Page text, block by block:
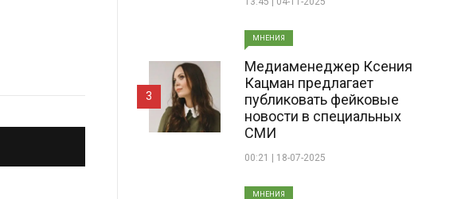
МНЕНИЯ
Медиаменеджер Ксения
Кацман предлагает
публиковать фейковые
новости в специальных
СМИ
00:21 | 18-07-2025
3
МНЕНИЯ